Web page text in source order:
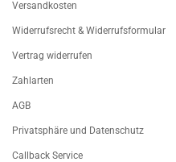
Versandkosten
Widerrufsrecht & Widerrufsformular
Vertrag widerrufen
Zahlarten
AGB
Privatsphäre und Datenschutz
Callback Service